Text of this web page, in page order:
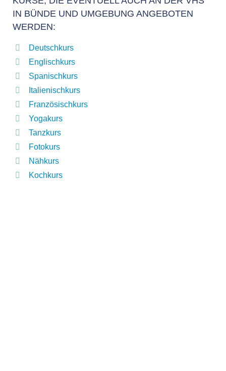
IN BÜNDE UND UMGEBUNG ANGEBOTEN
WERDEN:
Deutschkurs
Englischkurs
Spanischkurs
Italienischkurs
Französischkurs
Yogakurs
Tanzkurs
Fotokurs
Nähkurs
Kochkurs